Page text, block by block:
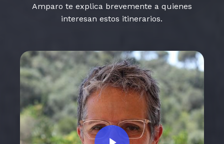
Amparo te explica brevemente a quienes
interesan estos itinerarios.
Play Video